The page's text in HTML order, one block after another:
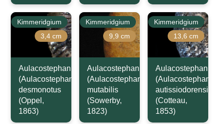
Kimmeridgium
3,4 cm
Aulacostephanus
(Aulacostephanoides)
desmonotus
(Oppel,
1863)
Kimmeridgium
9,9 cm
Aulacostephanus
(Aulacostephanoides)
mutabilis
(Sowerby,
1823)
Kimmeridgium
13,6 cm
Aulacostephanus
autissiodorensis
(Cotteau,
1853)